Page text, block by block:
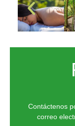
Contáctenos
correo